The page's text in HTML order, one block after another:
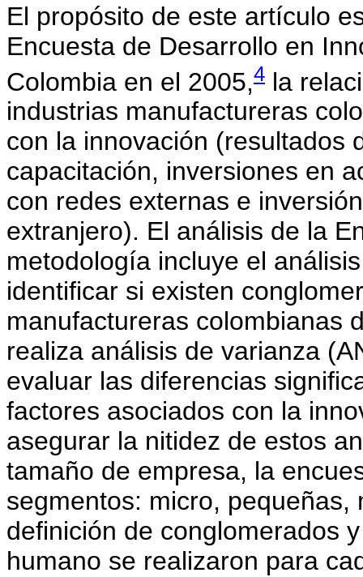
El propósito de este artículo
Encuesta de Desarrollo en
Colombia en el 2005,4 la
industrias manufactureras
con la innovación (resultados
capacitación, inversiones en
con redes externas e
extranjero). El análisis de la
metodología incluye el
identificar si existen
manufactureras colombianas
realiza análisis de varianza
evaluar las diferencias
factores asociados con la
asegurar la nitidez de estos
tamaño de empresa, la
segmentos: micro,
definición de conglomerados
humano se realizaron para